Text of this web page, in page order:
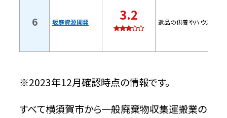
問い合わせ時の基本情報
遺品を分別する
遺品の査定や買取を行う
6 坂庭資源開発 3.2 遺品の供養やハウスクリ
※2023年12月確認時点の情報です。
すべて横須賀市から一般廃棄物収集運搬業の